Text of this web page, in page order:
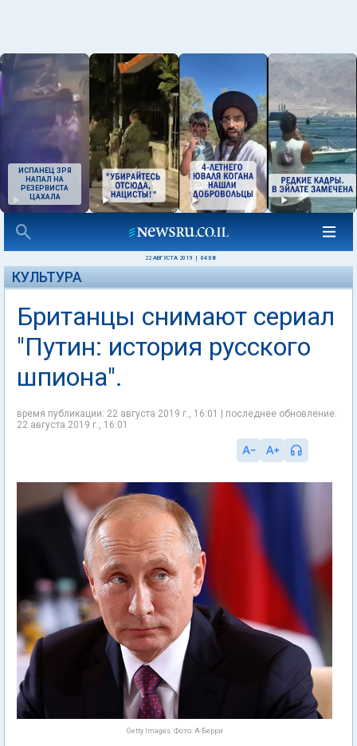
ИСПАНЕЦ ЗРЯ
НАПАЛ НА
РЕЗЕРВИСТА
ЦАХАЛА
22 АВГУСТА 2019 04:08
КУЛЬТУРА
Британцы снимают сериал
"Путин: история русского
шпиона".
время публикации: 22 августа 2019 г., 16:01 | последнее обновление:
22 августа 2019 г., 16:01
Getty Images. Фото: А.Берри